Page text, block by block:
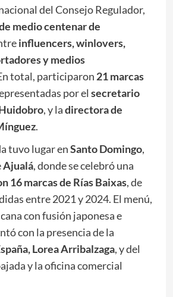
del Consejo Regulador,
medio centenar de
influencers, winlovers,
y medios
total, participaron 21 marcas
por el secretario
, y ladirectora de
.
tuvo lugar enSanto Domingo,
Ajualá, donde se celebró una
16 marcas de Rías Baixas, de
entre 2021 y 2024. El menú,
con fusión japonesa e
con la presencia de la
Lorea Arribalzaga, y del
y la oficina comercial